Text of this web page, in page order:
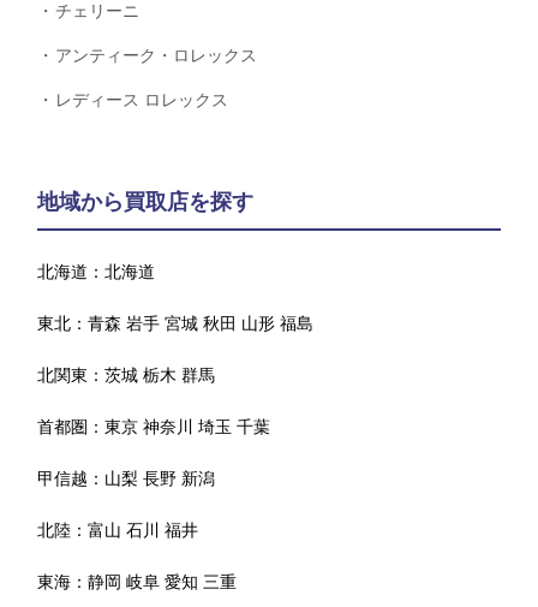
チェリーニ
アンティーク・ロレックス
レディース ロレックス
地域から買取店を探す
北海道：北海道
東北：青森 岩手 宮城 秋田 山形 福島
北関東：茨城 栃木 群馬
首都圏：東京 神奈川 埼玉 千葉
甲信越： 山梨 長野 新潟
北陸：富山 石川 福井
東海：静岡 岐阜 愛知 三重